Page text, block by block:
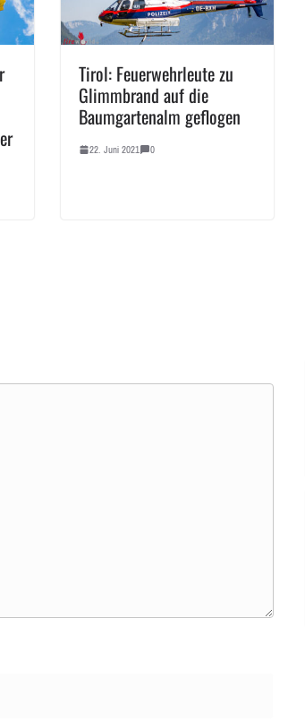
Tirol: Feuerwehrleute zu
Glimmbrand auf die
Baumgartenalm geflogen
22. Juni 2021 0